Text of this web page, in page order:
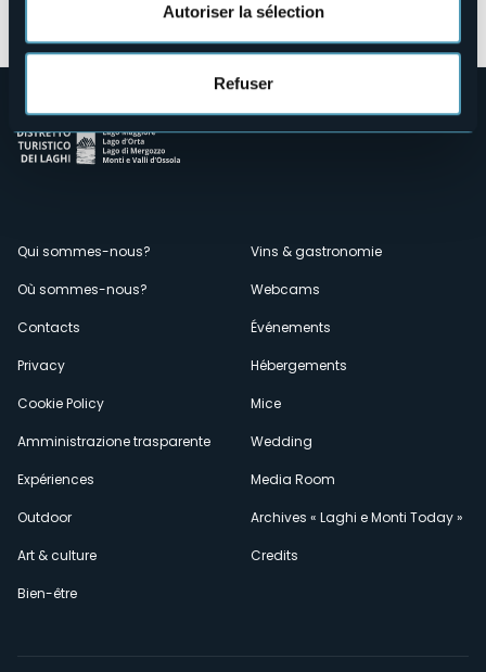
Autoriser la sélection
Refuser
Menù
secondario
Qui sommes-nous?
Où sommes-nous?
Contacts
Privacy
Cookie Policy
Amministrazione trasparente
Expériences
Outdoor
Art & culture
Bien-être
Vins & gastronomie
Webcams
Événements
Hébergements
Mice
Wedding
Media Room
Archives « Laghi e Monti Today »
Credits